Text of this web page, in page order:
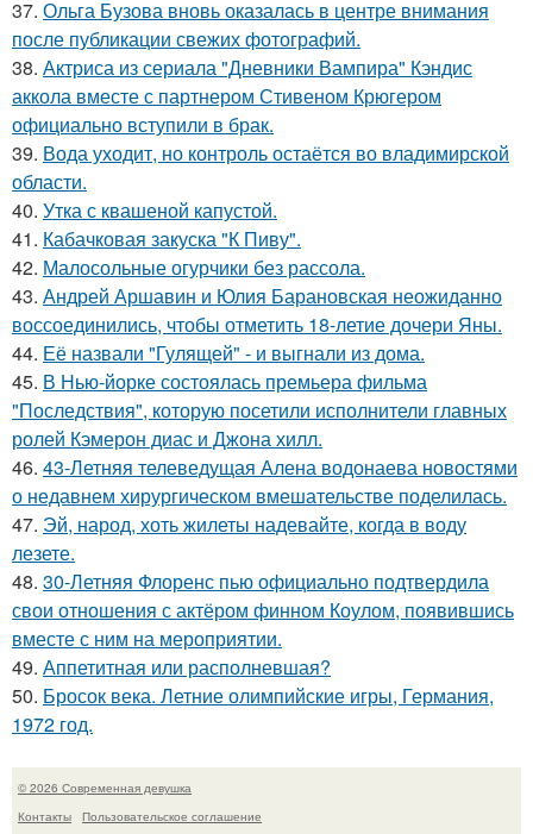
37. Ольга Бузова вновь оказалась в центре внимания
после публикации свежих фотографий.
38. Актриса из сериала "Дневники Вампира" Кэндис
аккола вместе с партнером Стивеном Крюгером
официально вступили в брак.
39. Вода уходит, но контроль остаётся во владимирской
области.
40. Утка с квашеной капустой.
41. Кабачковая закуска "К Пиву".
42. Малосольные огурчики без рассола.
43. Андрей Аршавин и Юлия Барановская неожиданно
воссоединились, чтобы отметить 18-летие дочери Яны.
44. Её назвали "Гулящей" - и выгнали из дома.
45. В Нью-йорке состоялась премьера фильма
"Последствия", которую посетили исполнители главных
ролей Кэмерон диас и Джона хилл.
46. 43-Летняя телеведущая Алена водонаева новостями
о недавнем хирургическом вмешательстве поделилась.
47. Эй, народ, хоть жилеты надевайте, когда в воду
лезете.
48. 30-Летняя Флоренс пью официально подтвердила
свои отношения с актёром финном Коулом, появившись
вместе с ним на мероприятии.
49. Аппетитная или располневшая?
50. Бросок века. Летние олимпийские игры, Германия,
1972 год.
© 2026 Современная девушка
Контакты
Пользовательское соглашение